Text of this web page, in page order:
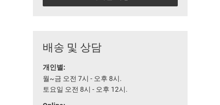
배송 및 상담
개인별:
월~금 오전 7시 - 오후 8시.
토요일 오전 8시 - 오후 12시.